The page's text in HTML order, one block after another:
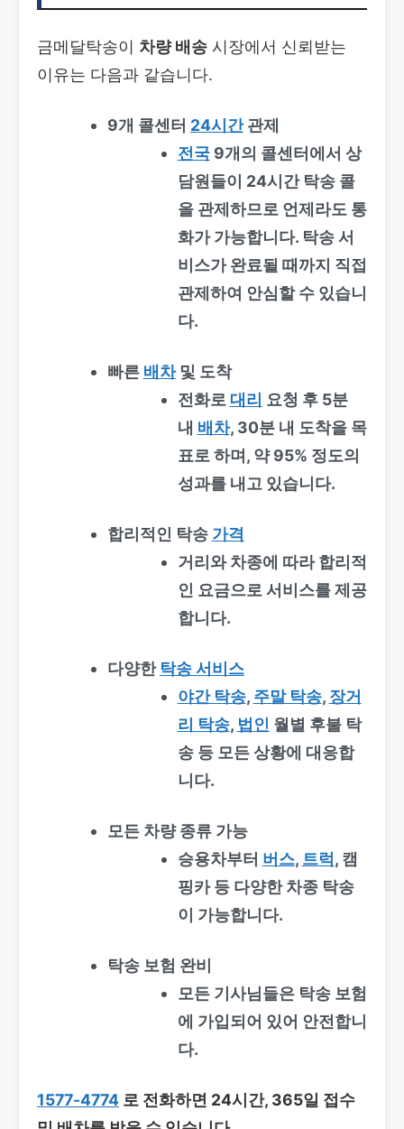
금메달탁송이 차량 배송 시장에서 신뢰받는
이유는 다음과 같습니다.
9개 콜센터 24시간관제
전국9개의 콜센터에서 상
담원들이 24시간 탁송 콜
을 관제하므로 언제라도 통
화가 가능합니다. 탁송 서
비스가 완료될 때까지 직접
관제하여 안심할 수 있습니
다.
빠른 배차및 도착
전화로 대리 요청 후 5분
내 배차, 30분 내 도착을 목
표로 하며, 약 95% 정도의
성과를 내고 있습니다.
합리적인 탁송 가격
거리와 차종에 따라 합리적
인 요금으로 서비스를 제공
합니다.
다양한 탁송 서비스
야간 탁송, 주말 탁송, 장거
리 탁송, 법인 월별 후불 탁
송 등 모든 상황에 대응합
니다.
모든 차량 종류 가능
승용차부터 버스, 트럭, 캠
핑카 등 다양한 차종 탁송
이 가능합니다.
탁송 보험 완비
모든 기사님들은 탁송 보험
에 가입되어 있어 안전합니
다.
1577-4774 로 전화하면 24시간, 365일 접수